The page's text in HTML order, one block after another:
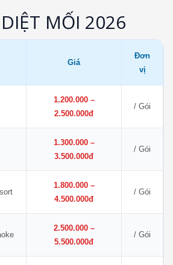
MỐI 2026
Giá
Đơn
vị
1.200.000 –
2.500.000đ
/ Gói
1.300.000 –
3.500.000đ
/ Gói
1.800.000 –
4.500.000đ
/ Gói
2.500.000 –
5.500.000đ
/ Gói